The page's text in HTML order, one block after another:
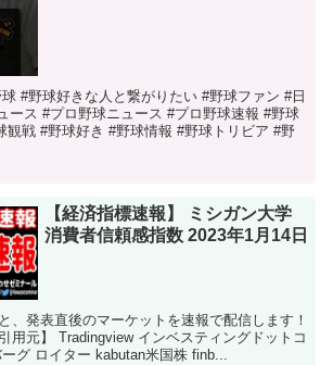
#野球好きな人と繋がりたい #野球ファン #日
ース #プロ野球ニュース #プロ野球速報 #野球
観戦 #野球好き #野球情報 #野球トリビア #野
【経済指標速報】 ミシガン大学
消費者信頼感指数 2023年1月14日
、発表直後のマーケットを速報で配信します！
用元】 Tradingview インベスティングドットコ
グ ロイター kabutan米国株 finb...